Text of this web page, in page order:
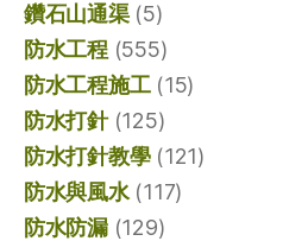
鑽石山通渠(5)
防水工程(555)
防水工程施工(15)
防水打針(125)
防水打針教學(121)
防水與風水(117)
防水防漏(129)